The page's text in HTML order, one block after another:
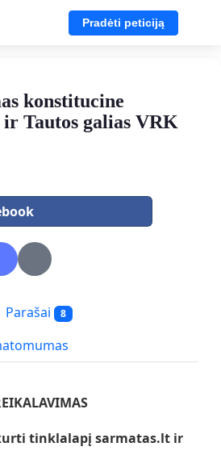
Pradėti peticiją
konstitucine
Tautos galias VRK
Parašai 8
tinklalapį sarmatas.lt ir